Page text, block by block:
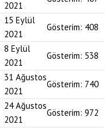
2021
15 Eylül
2021
Gösterim: 408
8 Eylül
2021
Gösterim: 538
31 Ağustos
2021
Gösterim: 740
24 Ağustos
2021
Gösterim: 972